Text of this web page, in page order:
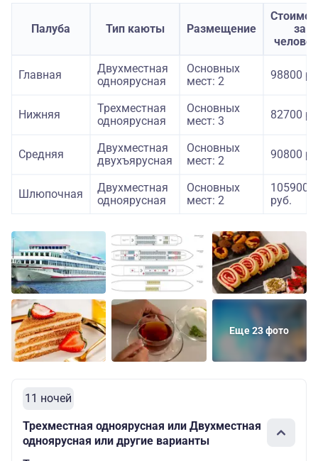
Палуба Тип каюты Размещение
за
Главная
Двухместная
одноярусная
Основных
мест: 2
98800
Нижняя
Трехместная
одноярусная
Основных
мест: 3
82700
Средняя
Двухместная
двухъярусная
Основных
мест: 2
90800
Шлюпочная
Двухместная
одноярусная
Основных
мест: 2
105900
руб.
Еще 23 фото
11 ночей
Трехместная одноярусная или Двухместная
одноярусная или другие варианты